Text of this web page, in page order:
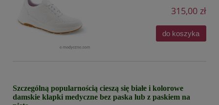
315,00 zł
do koszyka
Szczególną popularnością cieszą się białe i kolorowe
damskie klapki medyczne bez paska lub z paskiem na